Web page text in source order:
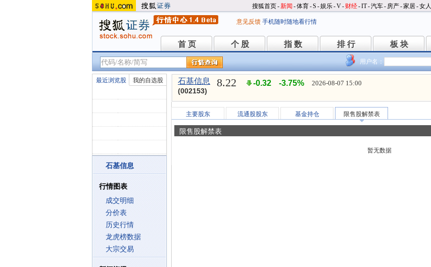
搜狐首页-新闻 -体育-S -娱乐-V- 财经-IT-汽车- 房产-家居-女人
意见反馈 手机随时随地看行情
首 页
首 页 个 股
个 股 指 数
指 数 排 行
排 行 板 块
板 块
用户名：
最近浏览股 我的自选股
石基信息
行情图表
成交明细
分价表
历史行情
龙虎榜数据
大宗交易
石基信息
(002153)
8.22 -0.32 -3.75% 2026-08-07 15:00
主要股东 流通股股东 基金持仓 限售股解禁表
限售股解禁表
暂无数据